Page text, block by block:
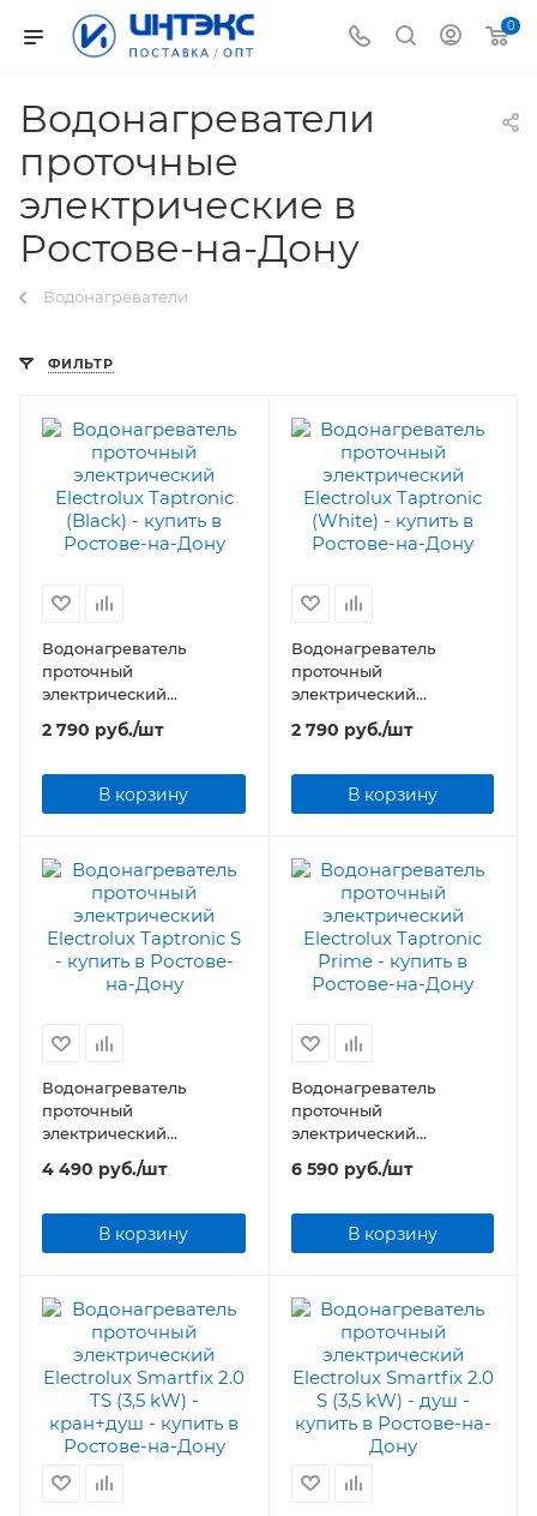
0
Водонагреватели
проточные
электрические в
Ростове-на-Дону
Водонагреватели
ФИЛЬТР
Водонагреватель
проточный
электрический
Electrolux Taptronic
(Black)
2 790 руб./шт
В корзину
Водонагреватель
проточный
электрический
Electrolux Taptronic
(White)
2 790 руб./шт
В корзину
Водонагреватель
проточный
электрический
Electrolux Taptronic S
4 490 руб./шт
В корзину
Водонагреватель
проточный
электрический
Electrolux Taptronic
Prime
6 590 руб./шт
В корзину